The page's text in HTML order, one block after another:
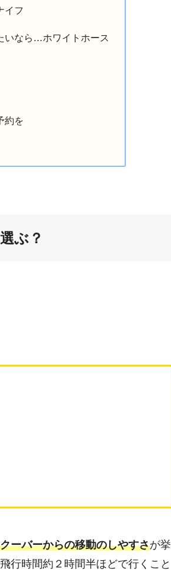
イフ
いなら…ホワイトホース
約を
ぶ？
ーバーからの移動のしやすさが挙
行時間約２時間半ほどで行くこと